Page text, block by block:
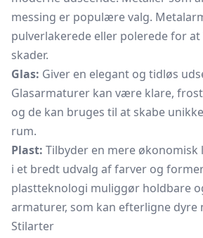
messing er populære valg.
pulverlakerede eller polerede for
skader.
Glas: Giver en elegant og tidløs
Glasarmaturer kan være klare,
og de kan bruges til at skabe
rum.
Plast: Tilbyder en mere
i et bredt udvalg af farver og
plastteknologi muliggør holdbare
armaturer, som kan efterligne dyre
Stilarter